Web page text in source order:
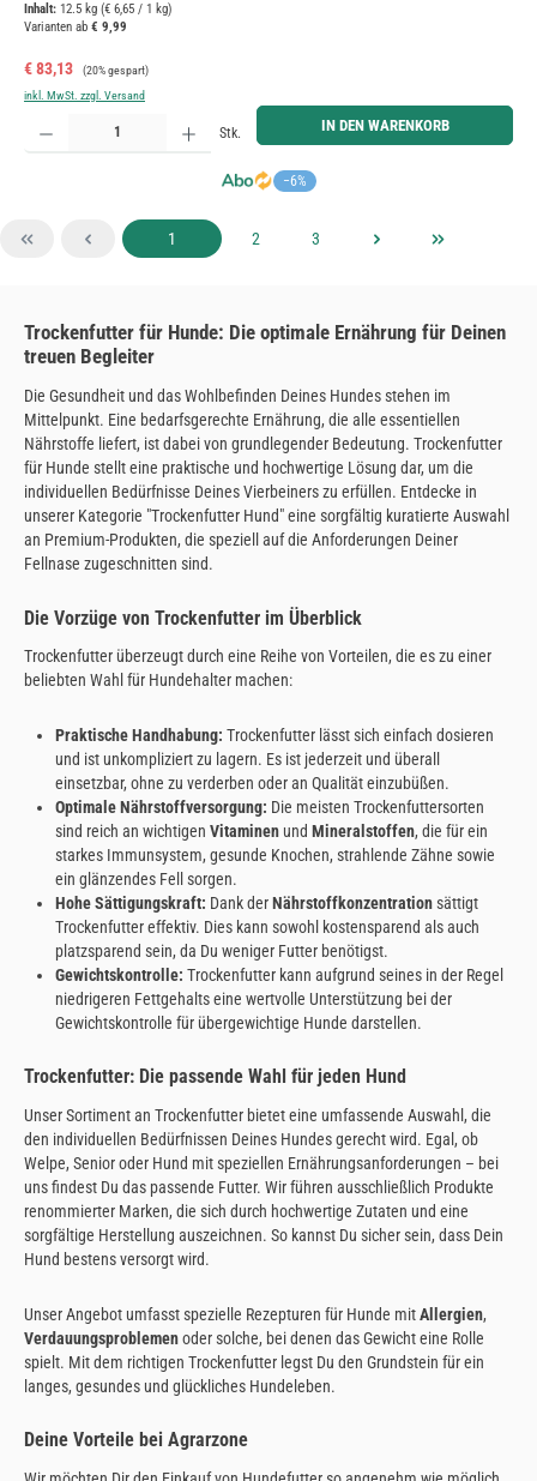
Inhalt: 12.5 kg (€ 6,65 / 1 kg)
Varianten ab € 9,99
Verkaufspreis:
€ 83,13 Regulärer Preis:
(20% gespart)
inkl. MwSt. zzgl. Versand
−6%
Produkt Anzahl: Gib den gewünschten Wert ein oder benutze die Schaltflächen um die Anzahl zu
Stk. IN DEN WARENKORB
Seite
1 Seite
2 Seite
3
Trockenfutter für Hunde: Die optimale Ernährung für Deinen
treuen Begleiter
Die Gesundheit und das Wohlbefinden Deines Hundes stehen im
Mittelpunkt. Eine bedarfsgerechte Ernährung, die alle essentiellen
Nährstoffe liefert, ist dabei von grundlegender Bedeutung. Trockenfutter
für Hunde stellt eine praktische und hochwertige Lösung dar, um die
individuellen Bedürfnisse Deines Vierbeiners zu erfüllen. Entdecke in
unserer Kategorie "Trockenfutter Hund" eine sorgfältig kuratierte Auswahl
an Premium-Produkten, die speziell auf die Anforderungen Deiner
Fellnase zugeschnitten sind.
Die Vorzüge von Trockenfutter im Überblick
Trockenfutter überzeugt durch eine Reihe von Vorteilen, die es zu einer
beliebten Wahl für Hundehalter machen:
Praktische Handhabung: Trockenfutter lässt sich einfach dosieren
und ist unkompliziert zu lagern. Es ist jederzeit und überall
einsetzbar, ohne zu verderben oder an Qualität einzubüßen.
Optimale Nährstoffversorgung: Die meisten Trockenfuttersorten
sind reich an wichtigen Vitaminenund Mineralstoffen, die für ein
starkes Immunsystem, gesunde Knochen, strahlende Zähne sowie
ein glänzendes Fell sorgen.
Hohe Sättigungskraft: Dank derNährstoffkonzentrationsättigt
Trockenfutter effektiv. Dies kann sowohl kostensparend als auch
platzsparend sein, da Du weniger Futter benötigst.
Gewichtskontrolle: Trockenfutter kann aufgrund seines in der Regel
niedrigeren Fettgehalts eine wertvolle Unterstützung bei der
Gewichtskontrolle für übergewichtige Hunde darstellen.
Trockenfutter: Die passende Wahl für jeden Hund
Unser Sortiment an Trockenfutter bietet eine umfassende Auswahl, die
den individuellen Bedürfnissen Deines Hundes gerecht wird. Egal, ob
Welpe, Senior oder Hund mit speziellen Ernährungsanforderungen – bei
uns findest Du das passende Futter. Wir führen ausschließlich Produkte
renommierter Marken, die sich durch hochwertige Zutaten und eine
sorgfältige Herstellung auszeichnen. So kannst Du sicher sein, dass Dein
Hund bestens versorgt wird.
Unser Angebot umfasst spezielle Rezepturen für Hunde mitAllergien,
Verdauungsproblemenoder solche, bei denen das Gewicht eine Rolle
spielt. Mit dem richtigen Trockenfutter legst Du den Grundstein für ein
langes, gesundes und glückliches Hundeleben.
Deine Vorteile bei Agrarzone